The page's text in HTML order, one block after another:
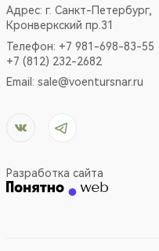
Адрес: г. Санкт-Петербург,
Кронверкский пр.31
Телефон: +7 981-698-83-55
+7 (812) 232-2682
Email: sale@voentursnar.ru
Разработка сайта